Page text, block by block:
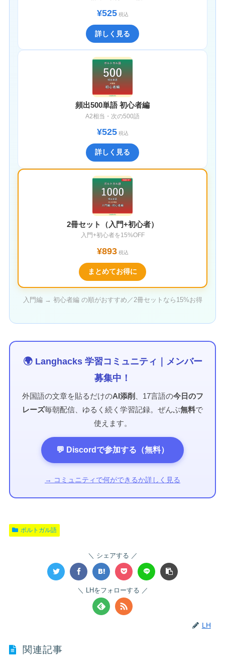
¥525税込
詳しく見る
頻出500単語 初心者編
A2相当・次の500語
¥525税込
詳しく見る
2冊セット（入門+初心者）
入門+初心者を15%OFF
¥893税込
まとめてお得に
入門編 → 初心者編 の順がおすすめ／2冊セットなら15%お得
🌍 Langhacks 学習コミュニティ｜メンバー
募集中！
外国語の文章を貼るだけのAI添削 、17言語の今日のフ
レーズ毎朝配信、ゆるく続く学習記録。ぜんぶ無料で
使えます。
💬 Discordで参加する（無料）
→ コミュニティで何ができるか詳しく見る
ポルトガル語
シェアする
LHをフォローする
LH
関連記事